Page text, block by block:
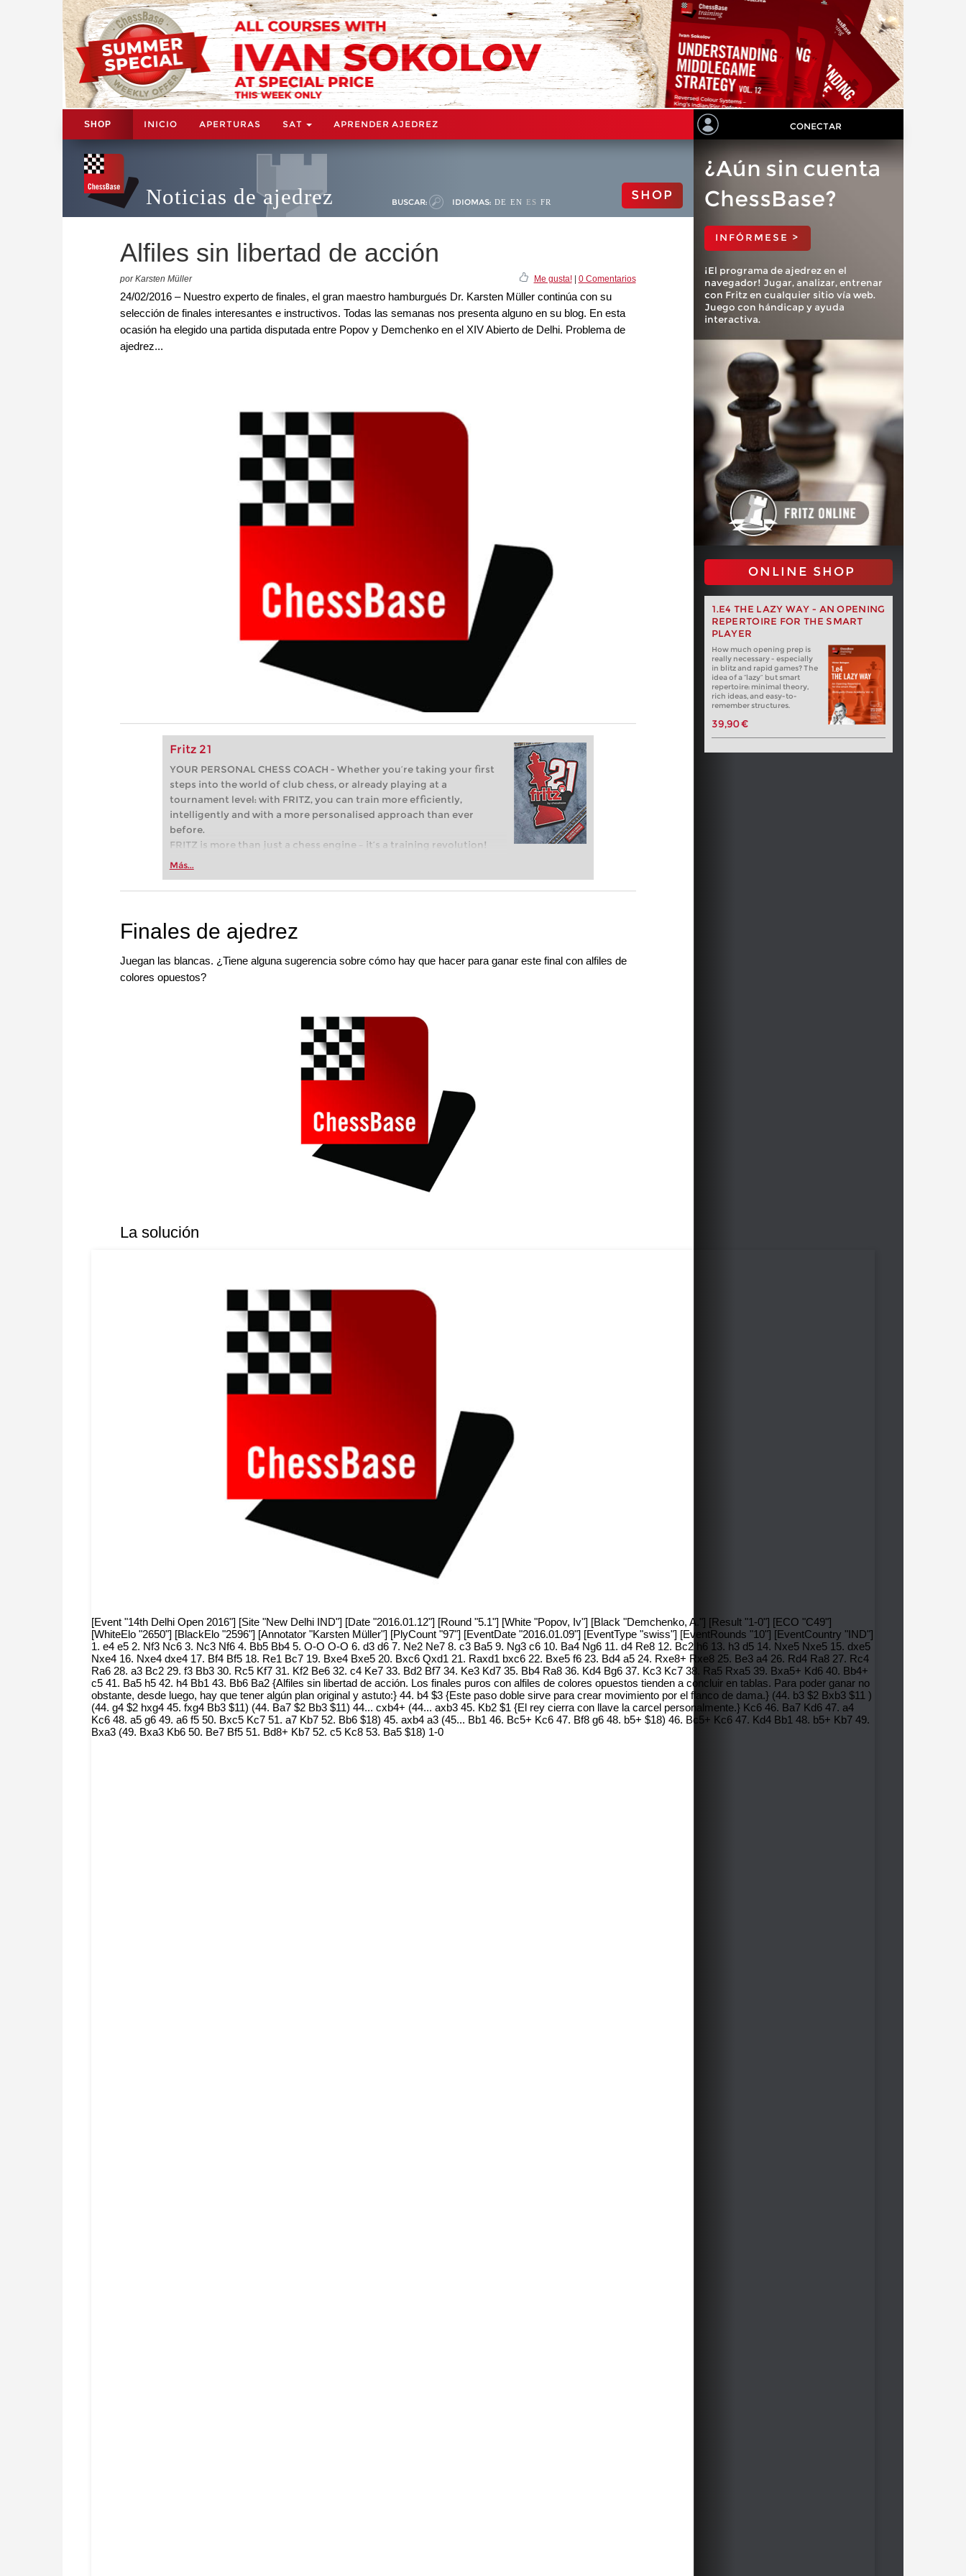
SHOP INICIO APERTURAS SAT APRENDER AJEDREZ CONECTAR
Noticias de ajedrez BUSCAR: IDIOMAS: DE EN ES FR SHOP
Alfiles sin libertad de acción
por Karsten Müller Me gusta!| 0 Comentarios
24/02/2016 – Nuestro experto de finales, el gran maestro hamburgués Dr. Karsten Müller continúa con su
selección de finales interesantes e instructivos. Todas las semanas nos presenta alguno en su blog. En esta
ocasión ha elegido una partida disputada entre Popov y Demchenko en el XIV Abierto de Delhi. Problema de
ajedrez...
Fritz 21
YOUR PERSONAL CHESS COACH - Whether you’re taking your first
steps into the world of club chess, or already playing at a
tournament level: with FRITZ, you can train more efficiently,
intelligently and with a more personalised approach than ever
before.
FRITZ is more than just a chess engine – it’s a training revolution!
Whether you’re taking your first steps into the world of club chess,
more efficiently, intelligently and with a more personalised
Más...
¿Aún sin cuenta
ChessBase?
INFÓRMESE >
¡El programa de ajedrez en el
navegador! Jugar, analizar, entrenar
con Fritz en cualquier sitio vía web.
Juego con hándicap y ayuda
interactiva.
ONLINE SHOP
1.E4 THE LAZY WAY - AN OPENING
REPERTOIRE FOR THE SMART
PLAYER
How much opening prep is
really necessary - especially
in blitz and rapid games? The
idea of a “lazy” but smart
repertoire: minimal theory,
rich ideas, and easy-to-
remember structures.
39,90 €
Finales de ajedrez
Juegan las blancas. ¿Tiene alguna sugerencia sobre cómo hay que hacer para ganar este final con alfiles de
colores opuestos?
La solución
[Event "14th Delhi Open 2016"] [Site "New Delhi IND"] [Date "2016.01.12"] [Round "5.1"] [White "Popov, Iv"] [Black "Demchenko, A."] [Result "1-0"] [ECO "C49"]
[WhiteElo "2650"] [BlackElo "2596"] [Annotator "Karsten Müller"] [PlyCount "97"] [EventDate "2016.01.09"] [EventType "swiss"] [EventRounds "10"] [EventCountry "IND"]
1. e4 e5 2. Nf3 Nc6 3. Nc3 Nf6 4. Bb5 Bb4 5. O-O O-O 6. d3 d6 7. Ne2 Ne7 8. c3 Ba5 9. Ng3 c6 10. Ba4 Ng6 11. d4 Re8 12. Bc2 h6 13. h3 d5 14. Nxe5 Nxe5 15. dxe5
Nxe4 16. Nxe4 dxe4 17. Bf4 Bf5 18. Re1 Bc7 19. Bxe4 Bxe5 20. Bxc6 Qxd1 21. Raxd1 bxc6 22. Bxe5 f6 23. Bd4 a5 24. Rxe8+ Rxe8 25. Be3 a4 26. Rd4 Ra8 27. Rc4
Ra6 28. a3 Bc2 29. f3 Bb3 30. Rc5 Kf7 31. Kf2 Be6 32. c4 Ke7 33. Bd2 Bf7 34. Ke3 Kd7 35. Bb4 Ra8 36. Kd4 Bg6 37. Kc3 Kc7 38. Ra5 Rxa5 39. Bxa5+ Kd6 40. Bb4+
c5 41. Ba5 h5 42. h4 Bb1 43. Bb6 Ba2 {Alfiles sin libertad de acción. Los finales puros con alfiles de colores opuestos tienden a concluir en tablas. Para poder ganar no
obstante, desde luego, hay que tener algún plan original y astuto:} 44. b4 $3 {Este paso doble sirve para crear movimiento por el flanco de dama.} (44. b3 $2 Bxb3 $11 )
(44. g4 $2 hxg4 45. fxg4 Bb3 $11) (44. Ba7 $2 Bb3 $11) 44... cxb4+ (44... axb3 45. Kb2 $1 {El rey cierra con llave la carcel personalmente.} Kc6 46. Ba7 Kd6 47. a4
Kc6 48. a5 g6 49. a6 f5 50. Bxc5 Kc7 51. a7 Kb7 52. Bb6 $18) 45. axb4 a3 (45... Bb1 46. Bc5+ Kc6 47. Bf8 g6 48. b5+ $18) 46. Bc5+ Kc6 47. Kd4 Bb1 48. b5+ Kb7 49.
Bxa3 (49. Bxa3 Kb6 50. Be7 Bf5 51. Bd8+ Kb7 52. c5 Kc8 53. Ba5 $18) 1-0